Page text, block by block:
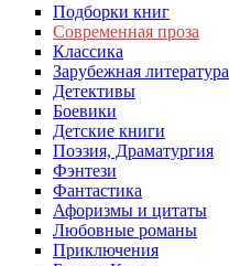
Подборки книг
Современная проза
Классика
Зарубежная литература
Детективы
Боевики
Детские книги
Поэзия, Драматургия
Фэнтези
Фантастика
Афоризмы и цитаты
Любовные романы
Приключения